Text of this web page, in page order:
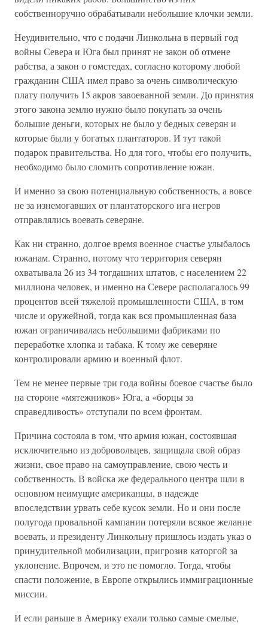
собственноручно обрабатывали небольшие клочки земли.
Неудивительно, что с подачи Линкольна в первый год
войны Севера и Юга был принят не закон об отмене
рабства, а закон о гомстедах, согласно которому любой
гражданин США имел право за очень символическую
плату получить 15 акров завоеванной земли. До принятия
этого закона землю нужно было покупать за очень
большие деньги, которых не было у бедных северян и
которые были у богатых плантаторов. И тут такой
подарок правительства. Но для того, чтобы его получить,
необходимо было сломить сопротивление южан.
И именно за свою потенциальную собственность, а вовсе
не за изнемогавших от плантаторского ига негров
отправлялись воевать северяне.
Как ни странно, долгое время военное счастье улыбалось
южанам. Странно, потому что территория северян
охватывала 26 из 34 тогдашних штатов, с населением 22
миллиона человек, и именно на Севере располагалось 99
процентов всей тяжелой промышленности США, в том
числе и оружейной, тогда как вся промышленная база
южан ограничивалась небольшими фабриками по
переработке хлопка и табака. К тому же северяне
контролировали армию и военный флот.
Тем не менее первые три года войны боевое счастье было
на стороне «мятежников» Юга, а «борцы за
справедливость» отступали по всем фронтам.
Причина состояла в том, что армия южан, состоявшая
исключительно из добровольцев, защищала свой образ
жизни, свое право на самоуправление, свою честь и
собственность. В войска же федерального центра шли в
основном неимущие американцы, в надежде
впоследствии урвать себе кусок земли. Но и они после
полугода провальной кампании потеряли всякое желание
воевать, и президенту Линкольну пришлось издать указ о
принудительной мобилизации, пригрозив каторгой за
уклонение. Впрочем, и это не помогло. Тогда, чтобы
спасти положение, в Европе открылись иммиграционные
миссии.
И если раньше в Америку ехали только самые смелые,